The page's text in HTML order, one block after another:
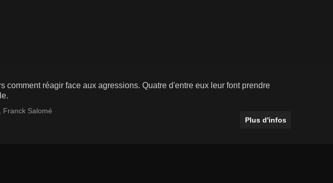
comment réagir face aux agressions. Quatre d'entre eux leur font prendre
Franck Salomé
Plus d'infos